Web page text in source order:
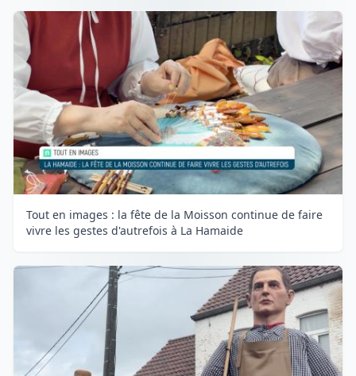
Tout en images : la fête de la Moisson continue de faire
vivre les gestes d'autrefois à La Hamaide